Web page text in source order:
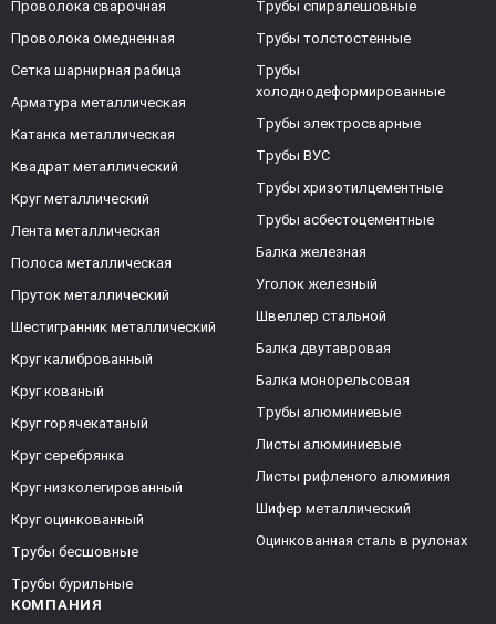
КОМПАНИЯ
Проволока сварочная
Проволока омедненная
Сетка шарнирная рабица
Арматура металлическая
Катанка металлическая
Квадрат металлический
Круг металлический
Лента металлическая
Полоса металлическая
Пруток металлический
Шестигранник металлический
Круг калиброванный
Круг кованый
Круг горячекатаный
Круг серебрянка
Круг низколегированный
Круг оцинкованный
Трубы бесшовные
Трубы бурильные
Трубы спиралешовные
Трубы толстостенные
Трубы
холоднодеформированные
Трубы электросварные
Трубы ВУС
Трубы хризотилцементные
Трубы асбестоцементные
Балка железная
Уголок железный
Швеллер стальной
Балка двутавровая
Балка монорельсовая
Трубы алюминиевые
Листы алюминиевые
Листы рифленого алюминия
Шифер металлический
Оцинкованная сталь в рулонах